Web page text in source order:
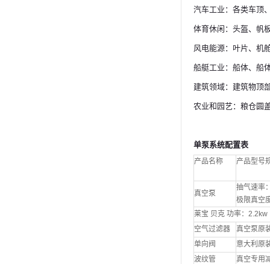
汽车工业：各类车顶
体育休闲：头盔、帆
风电能源：叶片、机
船艇工业：船体、船
建筑领域：建筑物顶
农业和园艺：粮仓圆
单泵系统配置表
产品名称 产品型号
真空泵
抽气速率
极限真空
莱宝 贝克 功率：
空气过滤器
真空泵原
单向阀
意大利原
波纹管
真空专用